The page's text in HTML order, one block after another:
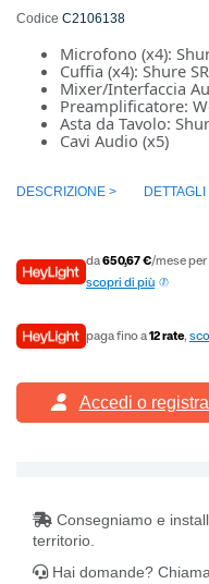
Codice C2106138
Microfono (x4):
Cuffia (x4): Shure
Mixer/Interfaccia
Preamplificatore:
Asta da Tavolo:
Cavi Audio (x5)
DESCRIZIONE >
da650,67 €/mese per
scopri di più
paga fino a12 rate,
Accedi o
Consegniamo e
territorio.
Hai domande?